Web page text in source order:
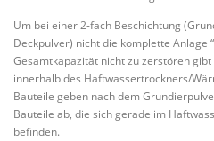
Um bei einer 2-fach Beschichtung
Deckpulver) nicht die komplette Anlage
Gesamtkapazität nicht zu zerstören
innerhalb des Haftwassertrockners/
Bauteile geben nach dem
Bauteile ab, die sich gerade im
befinden.